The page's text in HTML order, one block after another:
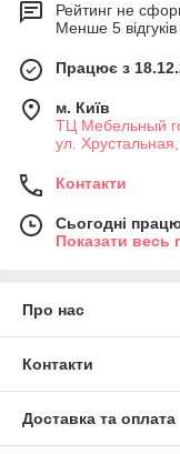
Рейтинг не
Менше 5 відгуків
Працює з
м. Київ
ТЦ Мебельный
ул.
Контакти
Сьогодні
Показати весь
Про нас
Контакти
Доставка та оплата